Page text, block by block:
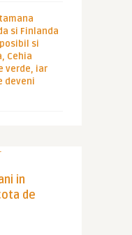
si Finlanda
si
Cehia
verde, iar
deveni
in
de